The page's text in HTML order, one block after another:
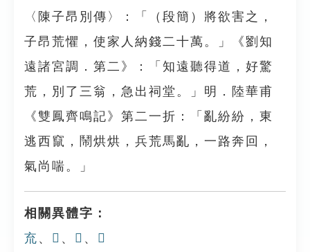
〈陳子昂別傳〉：「（段簡）將欲害之，
子昂荒懼，使家人納錢二十萬。」《劉知
遠諸宮調．第二》：「知遠聽得道，好驚
荒，別了三翁，急出祠堂。」明．陸華甫
《雙鳳齊鳴記》第二一折：「亂紛紛，東
逃西竄，鬧烘烘，兵荒馬亂，一路奔回，
氣尚喘。」
相關異體字：
㐬 、 𠃤 、 𠯚 、 𦮋